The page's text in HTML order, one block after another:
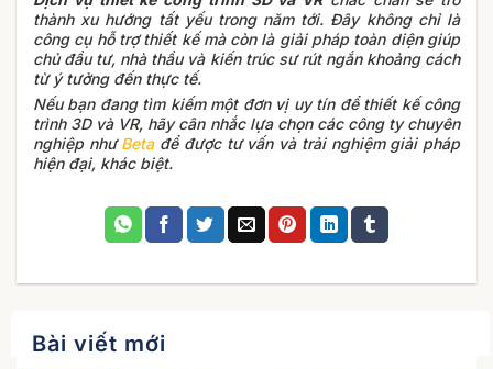
thành xu hướng tất yếu trong năm tới. Đây không chỉ là
công cụ hỗ trợ thiết kế mà còn là giải pháp toàn diện giúp
chủ đầu tư, nhà thầu và kiến trúc sư rút ngắn khoảng cách
từ ý tưởng đến thực tế.
Nếu bạn đang tìm kiếm một đơn vị uy tín để thiết kế công
trình 3D và VR, hãy cân nhắc lựa chọn các công ty chuyên
nghiệp nhưBetađể được tư vấn và trải nghiệm giải pháp
hiện đại, khác biệt.
Bài viết mới